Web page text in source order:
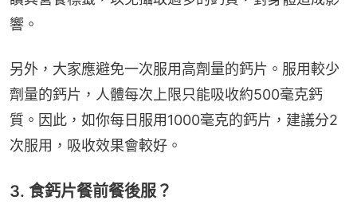
響。
另外，大家應避免一次服用高劑量的鈣片。服用較少
劑量的鈣片，人體每次上限只能吸收約500毫克鈣
質。因此，如你每日服用1000毫克的鈣片，建議分2
次服用，吸收效果會較好。
3. 食鈣片餐前餐後服？